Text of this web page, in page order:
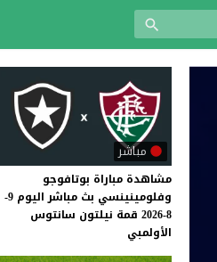
مباشر
مشاهدة مباراة بوتافوجو
وفلومينينسي بث مباشر اليوم 9-
8-2026 قمة نيلتون سانتوس
الأولمبي